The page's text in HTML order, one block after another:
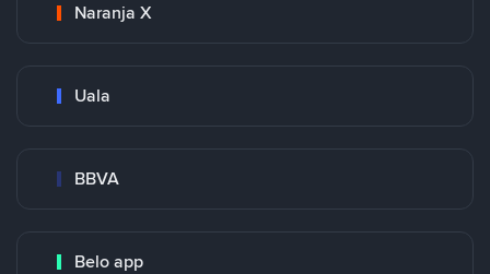
Naranja X
Uala
BBVA
Belo app